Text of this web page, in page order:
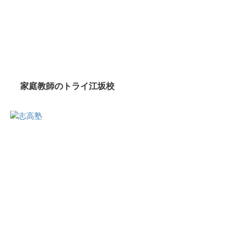
家庭教師のトライ江坂校